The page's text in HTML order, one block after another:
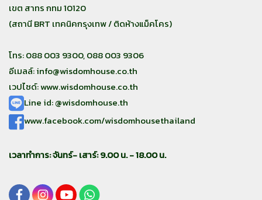
เขต สาทร กทม 10120
(สถานี BRT เทคนิคกรุงเทพ / ติดห้างแม็คโคร)
โทร: 088 003 9300, 088 003 9306
อีเมลล์:info@wisdomhouse.co.th
เวปไซด์: www.wisdomhouse.co.th
Line id: @wisdomhouse.th
www.facebook.com/wisdomhousethailand
เวลาทำการ: จันทร์- เสาร์: 9.00 น. - 18.00 น.